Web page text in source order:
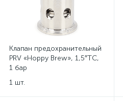
Клапан предохранительный
PRV «Hoppy Brew», 1,5″TC,
1 бар
1 шт.